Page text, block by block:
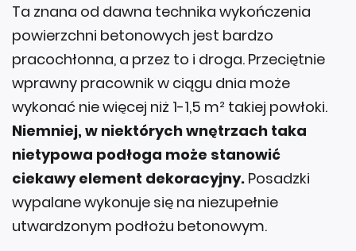
Ta znana od dawna technika wykończenia
powierzchni betonowych jest bardzo
pracochłonna, a przez to i droga. Przeciętnie
wprawny pracownik w ciągu dnia może
wykonać nie więcej niż 1-1,5 m² takiej powłoki.
Niemniej, w niektórych wnętrzach taka
nietypowa podłoga może stanowić
ciekawy element dekoracyjny. Posadzki
wypalane wykonuje się na niezupełnie
utwardzonym podłożu betonowym.